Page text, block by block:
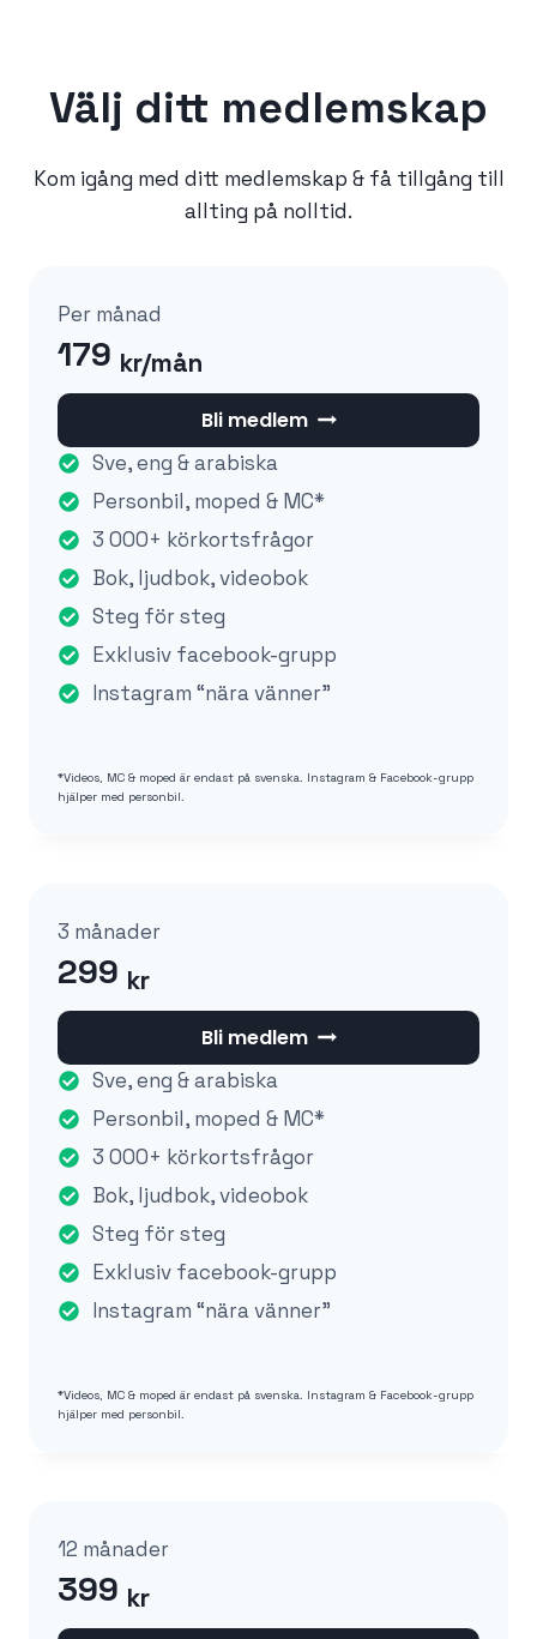
Välj ditt medlemskap
Kom igång med ditt medlemskap & få tillgång till
allting på nolltid.
Per månad
179 kr/mån
Bli medlem
Sve, eng & arabiska
Personbil, moped & MC*
3 000+ körkortsfrågor
Bok, ljudbok, videobok
Steg för steg
Exklusiv facebook-grupp
Instagram “nära vänner”
*Videos, MC & moped är endast på svenska. Instagram & Facebook-grupp
hjälper med personbil.
3 månader
299 kr
Bli medlem
Sve, eng & arabiska
Personbil, moped & MC*
3 000+ körkortsfrågor
Bok, ljudbok, videobok
Steg för steg
Exklusiv facebook-grupp
Instagram “nära vänner”
*Videos, MC & moped är endast på svenska. Instagram & Facebook-grupp
hjälper med personbil.
12 månader
399 kr